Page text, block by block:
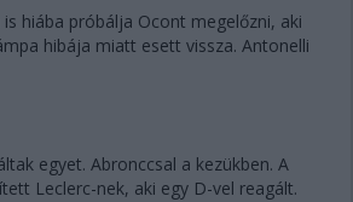
hiába próbálja Ocont megelőzni, aki
hibája miatt esett vissza. Antonelli
egyet. Abronccsal a kezükben. A
Leclerc-nek, aki egy D-vel reagált.